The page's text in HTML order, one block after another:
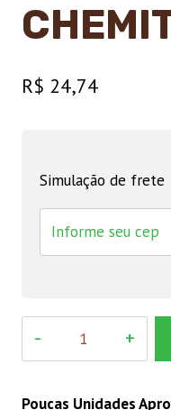
R$ 24,74
Simulação de frete
2,5%
Poucas Unidades